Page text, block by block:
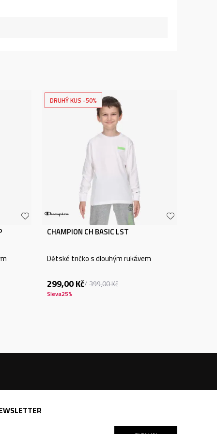
DRUHÝ KUS -50%
CHAMPION CH BASIC LST
Dětské tričko s dlouhým rukávem
299,00Kč 399,00Kč
Sleva25%